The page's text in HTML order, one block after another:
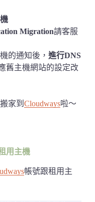
Migration請客服
的通知後， 進行DNS
舊主機網站的設定改
家到 Cloudways啦～
用主機
帳號跟租用主